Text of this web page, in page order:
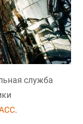
служба
.